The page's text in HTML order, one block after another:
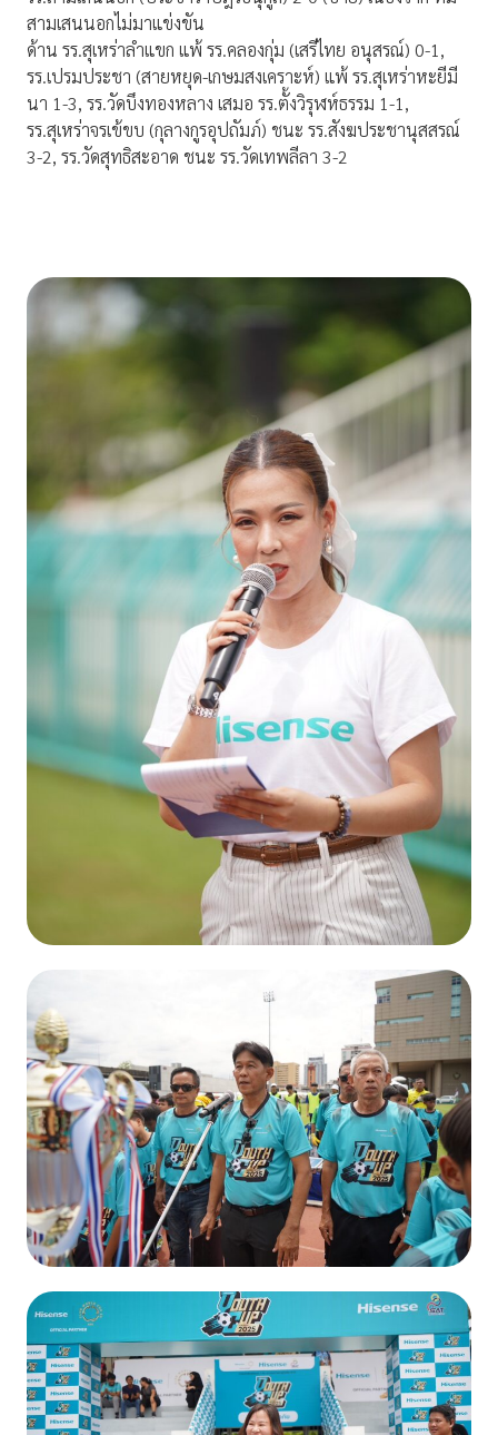
สามเสนนอกไม่มาแข่งขัน
ด้าน รร.สุเหร่าลำแขก แพ้ รร.คลองกุ่ม (เสรีไทย อนุสรณ์) 0-1,
รร.เปรมประชา (สายหยุด-เกษมสงเคราะห์) แพ้ รร.สุเหร่าหะยีมี
นา 1-3, รร.วัดบึงทองหลาง เสมอ รร.ตั้งวิรุฬห์ธรรม 1-1,
รร.สุเหร่าจรเข้ขบ (กุลางกูรอุปถัมภ์) ชนะ รร.สังฆประชานุสสรณ์
3-2, รร.วัดสุทธิสะอาด ชนะ รร.วัดเทพลีลา 3-2